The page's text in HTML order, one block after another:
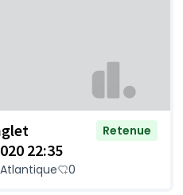
22:35
Retenue
0